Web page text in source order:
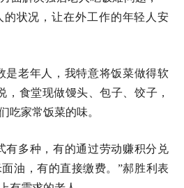
状况，让在外工作的年轻人安
是老年人，我特意将饭菜做得软
，食堂现做馒头、包子、饺子，
吃家常饭菜的味。
有多种，有的通过劳动赚积分兑
油，有的直接缴费。”郝胜利表